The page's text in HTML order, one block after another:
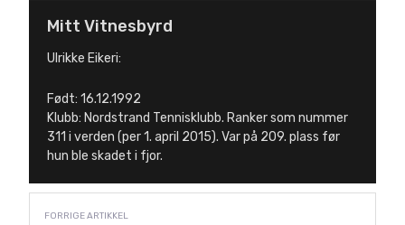
Mitt Vitnesbyrd
Ulrikke Eikeri:
Født: 16.12.1992
Klubb: Nordstrand Tennisklubb. Ranker som nummer
311 i verden (per 1. april 2015). Var på 209. plass før
hun ble skadet i fjor.